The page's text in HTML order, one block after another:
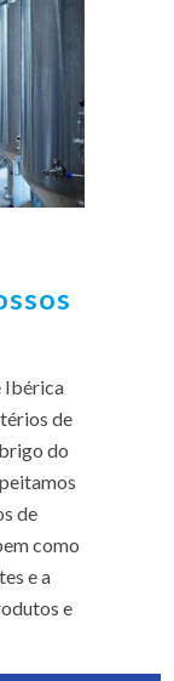
Ibérica
de
do
de
como
e a
e